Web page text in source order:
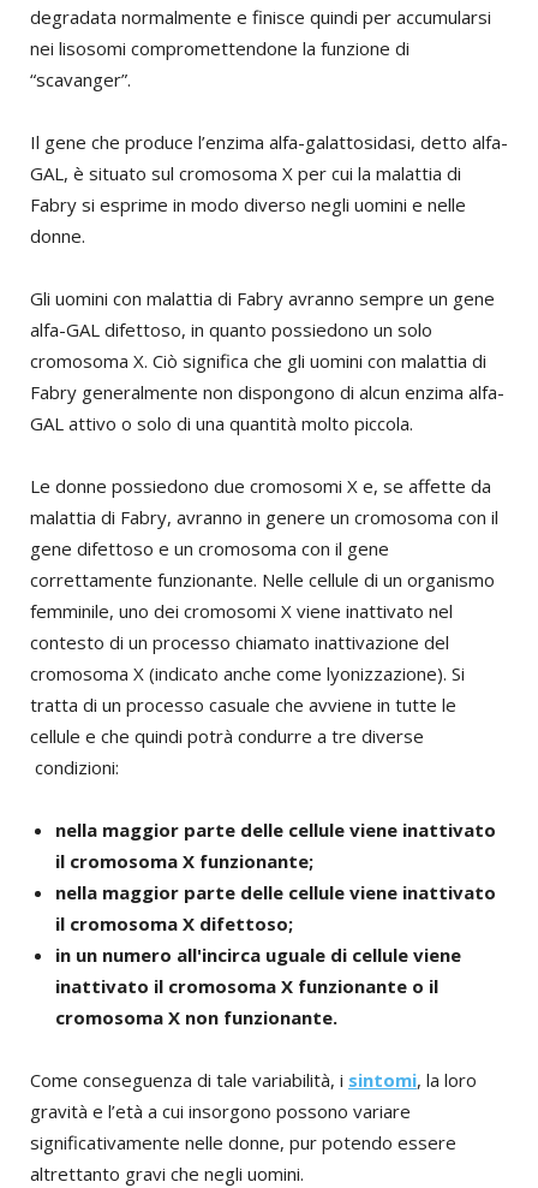
degradata normalmente e finisce quindi per accumularsi
nei lisosomi compromettendone la funzione di
“scavanger”.
Il gene che produce l’enzima alfa-galattosidasi, detto alfa-
GAL, è situato sul cromosoma X per cui la malattia di
Fabry si esprime in modo diverso negli uomini e nelle
donne.
Gli uomini con malattia di Fabry avranno sempre un gene
alfa-GAL difettoso, in quanto possiedono un solo
cromosoma X. Ciò significa che gli uomini con malattia di
Fabry generalmente non dispongono di alcun enzima alfa-
GAL attivo o solo di una quantità molto piccola.
Le donne possiedono due cromosomi X e, se affette da
malattia di Fabry, avranno in genere un cromosoma con il
gene difettoso e un cromosoma con il gene
correttamente funzionante. Nelle cellule di un organismo
femminile, uno dei cromosomi X viene inattivato nel
contesto di un processo chiamato inattivazione del
cromosoma X (indicato anche come lyonizzazione). Si
tratta di un processo casuale che avviene in tutte le
cellule e che quindi potrà condurre a tre diverse
condizioni:
nella maggior parte delle cellule viene inattivato
il cromosoma X funzionante;
nella maggior parte delle cellule viene inattivato
il cromosoma X difettoso;
in un numero all'incirca uguale di cellule viene
inattivato il cromosoma X funzionante o il
cromosoma X non funzionante.
Come conseguenza di tale variabilità, i sintomi, la loro
gravità e l’età a cui insorgono possono variare
significativamente nelle donne, pur potendo essere
altrettanto gravi che negli uomini.